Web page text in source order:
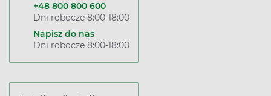
+48 800 800 600
Dni robocze 8:00-18:00
Napisz do nas
Dni robocze 8:00-18:00